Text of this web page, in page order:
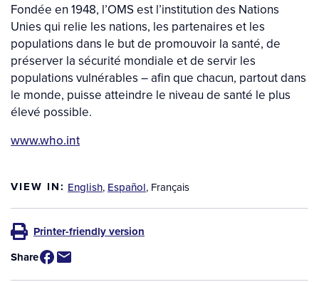
Fondée en 1948, l’OMS est l’institution des Nations
Unies qui relie les nations, les partenaires et les
populations dans le but de promouvoir la santé, de
préserver la sécurité mondiale et de servir les
populations vulnérables – afin que chacun, partout dans
le monde, puisse atteindre le niveau de santé le plus
élevé possible.
www.who.int
VIEW IN: English, Español, Français
Printer-friendly version
Share